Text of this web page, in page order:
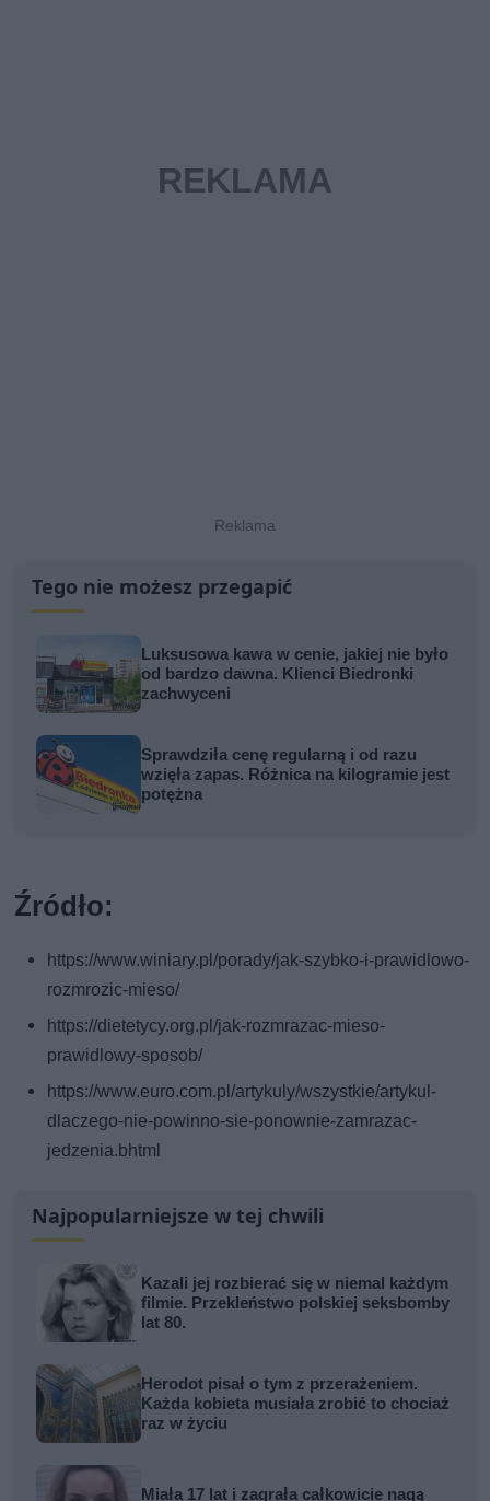
Tego nie możesz przegapić
Luksusowa kawa w cenie, jakiej nie było
od bardzo dawna. Klienci Biedronki
zachwyceni
Sprawdziła cenę regularną i od razu
wzięła zapas. Różnica na kilogramie jest
potężna
Źródło:
https://www.winiary.pl/porady/jak-szybko-i-prawidlowo-
rozmrozic-mieso/
https://dietetycy.org.pl/jak-rozmrazac-mieso-
prawidlowy-sposob/
https://www.euro.com.pl/artykuly/wszystkie/artykul-
dlaczego-nie-powinno-sie-ponownie-zamrazac-
jedzenia.bhtml
Najpopularniejsze w tej chwili
Kazali jej rozbierać się w niemal każdym
filmie. Przekleństwo polskiej seksbomby
lat 80.
Herodot pisał o tym z przerażeniem.
Każda kobieta musiała zrobić to chociaż
raz w życiu
Miała 17 lat i zagrała całkowicie nagą